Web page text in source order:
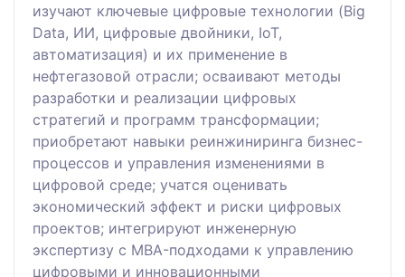
изучают ключевые цифровые технологии (Big
Data, ИИ, цифровые двойники, IoT,
автоматизация) и их применение в
нефтегазовой отрасли; осваивают методы
разработки и реализации цифровых
стратегий и программ трансформации;
приобретают навыки реинжиниринга бизнес-
процессов и управления изменениями в
цифровой среде; учатся оценивать
экономический эффект и риски цифровых
проектов; интегрируют инженерную
экспертизу с MBA-подходами к управлению
цифровыми и инновационными